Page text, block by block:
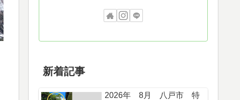
新着記事
2026年 8月 八戸市 特